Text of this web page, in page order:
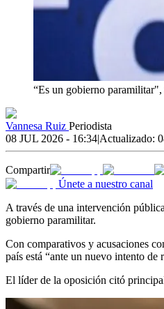
“Es un gobierno
Vannesa Ruiz Periodista
08 JUL 2026 - 16:34|Actualizado:
Compartir
Únete a nuestro canal
A través de una intervención
gobierno paramilitar.
Con comparativos y acusaciones
país está “ante un nuevo intento
El líder de la oposición citó